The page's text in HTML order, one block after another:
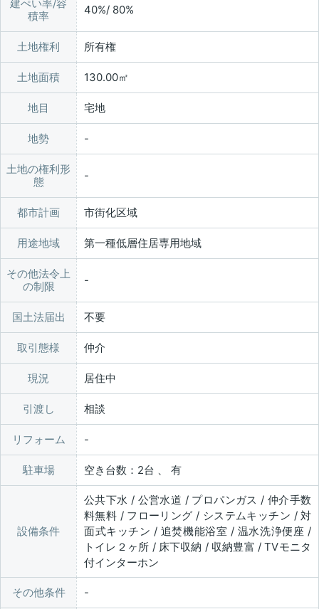
建ぺい率/容
積率
40%/ 80%
土地権利 所有権
土地面積 130.00㎡
地目 宅地
地勢
土地の権利形
態
都市計画 市街化区域
用途地域 第一種低層住居専用地域
その他法令上
の制限
国土法届出 不要
取引態様 仲介
現況 居住中
引渡し 相談
リフォーム
駐車場 空き台数：2台 、 有
設備条件
公共下水 / 公営水道 / プロパンガス / 仲介手数
料無料 / フローリング / システムキッチン / 対
面式キッチン / 追焚機能浴室 / 温水洗浄便座 /
トイレ２ヶ所 / 床下収納 / 収納豊富 / TVモニタ
付インターホン
その他条件